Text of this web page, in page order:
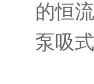
的恒
泵吸